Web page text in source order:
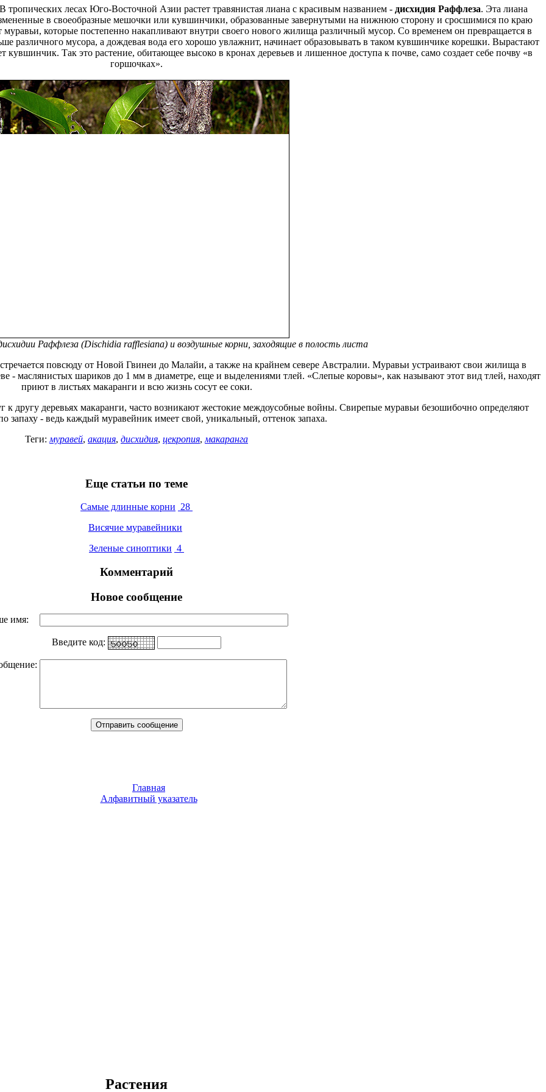
тропических лесах Юго-Восточной Азии растет травянистая лиана с красивым названием - дисхидия Раффлеза. Эта лиана
в своеобразные мешочки или кувшинчики, образованные завернутыми на нижнюю сторону и сросшимися по краю
которые постепенно накапливают внутри своего нового жилища различный мусор. Со временем он превращается в
различного мусора, а дождевая вода его хорошо увлажнит, начинает образовывать в таком кувшинчике корешки. Вырастают
Так это растение, обитающее высоко в кронах деревьев и лишенное доступа к почве, само создает себе почву «в
горшочках».
Раффлеза (Dischidia rafflesiana) и воздушные корни, заходящие в полость листа
повсюду от Новой Гвинеи до Малайи, а также на крайнем севере Австралии. Муравьи устраивают свои жилища в
- маслянистых шариков до 1 мм в диаметре, еще и выделениями тлей. «Слепые коровы», как называют этот вид тлей, находят
приют в листьях макаранги и всю жизнь сосут ее соки.
другу деревьях макаранги, часто возникают жестокие междоусобные войны. Свирепые муравьи безошибочно определяют
запаху - ведь каждый муравейник имеет свой, уникальный, оттенок запаха.
Теги: муравей, акация, дисхидия, цекропия, макаранга
Еще статьи по теме
Самые длинные корни 28
Висячие муравейники
Зеленые синоптики 4
Комментарий
Новое сообщение
имя:
Введите код:
Главная
Алфавитный указатель
Растения